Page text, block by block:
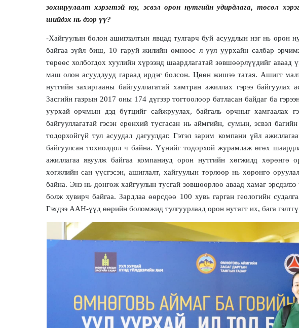
зохицуулалт хэрэгтэй юу, эсвэл орон нутгийн удирдлага, төсөл
шийдэх нь дээр үү?
-Хайгуулын болон ашиглалтын явцад тулгарч буй асуудлын нэг нь орон
байгаа зүйл биш, 10 гаруй жилийн өмнөөс л уул уурхайн салбар
төрөөс холбогдох хуулийн хүрээнд шаардлагатай зөвшөөрлүүдийг аваад
маш олон асуудлууд гараад ирдэг болсон. Цөөн жишээ татая. Ашигт
нутгийн захиргааны байгууллагатай хамтран ажиллах гэрээ
Засгийн газрын 2017 оны 174 дүгээр тогтоолоор батласан байдаг ба
уурхай орчмын дэд бүтцийг сайжруулах, байгаль орчныг хамгаалах
байгууллагатай гэсэн ерөнхий тусгасан нь аймгийн, сумын, эсвэл
тодорхойгүй тул асуудал дагуулдаг. Гэтэл зарим компани үйл
байгуулсан тохиолдол ч байна. Үүнийг тодорхой журамлаж өгөх
ажиллагаа явуулж байгаа компаниуд орон нутгийн хөгжилд хөрөнгө
хөгжлийн сан үүсгэсэн, ашиглалт, хайгуулын төрлөөр нь хөрөнгө
байна. Энэ нь дөнгөж хайгуулын тусгай зөвшөөрлөө аваад хамаг
болж хувирч байгаа. Зардлаа өөрсдөө 100 хувь гарган геологийн
Гэхдээ ААН-үүд өөрийн боломжид тулгуурлаад орон нутагт их, бага